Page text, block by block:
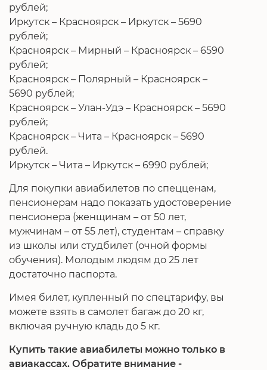
рублей;
Иркутск – Красноярск – Иркутск – 5690
рублей;
Красноярск – Мирный – Красноярск – 6590
рублей;
Красноярск – Полярный – Красноярск –
5690 рублей;
Красноярск – Улан-Удэ – Красноярск – 5690
рублей;
Красноярск – Чита – Красноярск – 5690
рублей.
Иркутск – Чита – Иркутск – 6990 рублей;
Для покупки авиабилетов по спецценам,
пенсионерам надо показать удостоверение
пенсионера (женщинам – от 50 лет,
мужчинам – от 55 лет), студентам – справку
из школы или студбилет (очной формы
обучения). Молодым людям до 25 лет
достаточно паспорта.
Имея билет, купленный по спецтарифу, вы
можете взять в самолет багаж до 20 кг,
включая ручную кладь до 5 кг.
Купить такие авиабилеты можно только в
авиакассах. Обратите внимание -